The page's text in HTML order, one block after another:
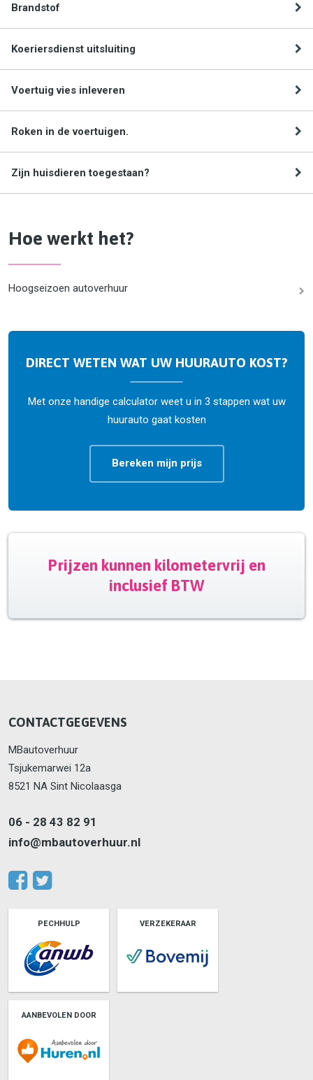
Brandstof
Koeriersdienst uitsluiting
Voertuig vies inleveren
Roken in de voertuigen.
Zijn huisdieren toegestaan?
Hoe werkt het?
Hoogseizoen autoverhuur
DIRECT WETEN WAT UW HUURAUTO KOST?
Met onze handige calculator weet u in 3 stappen wat uw
huurauto gaat kosten
Bereken mijn prijs
Prijzen kunnen kilometervrij en
inclusief BTW
CONTACTGEGEVENS
MBautoverhuur
Tsjukemarwei 12a
8521 NA Sint Nicolaasga
06 - 28 43 82 91
info@mbautoverhuur.nl
PECHHULP VERZEKERAAR
AANBEVOLEN DOOR